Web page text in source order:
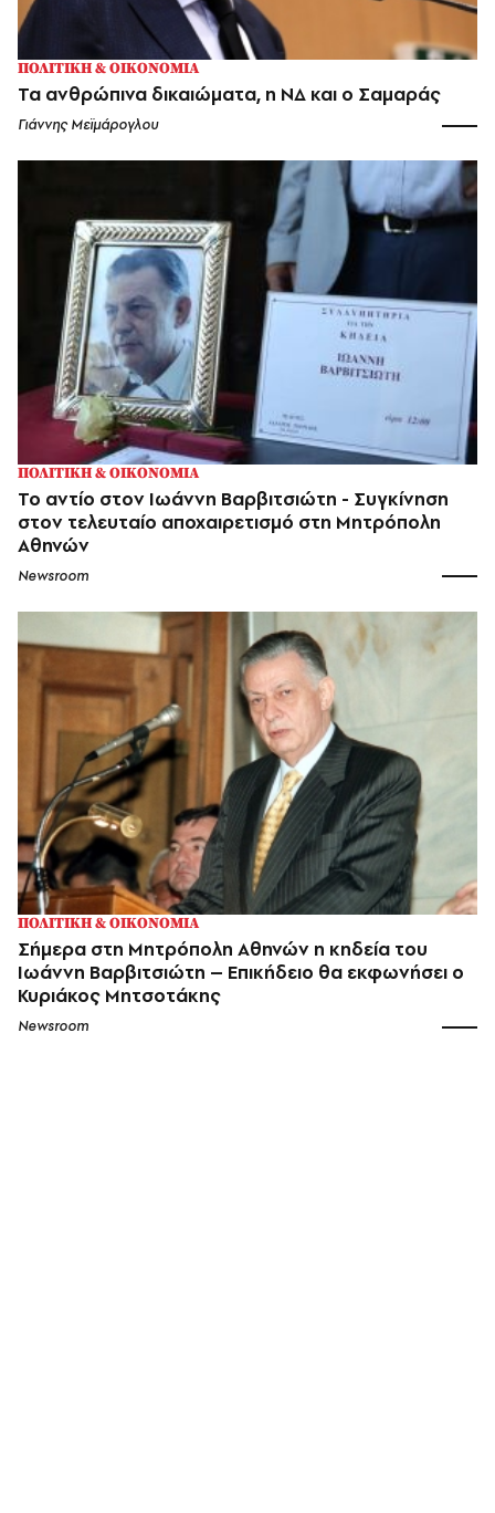
ΠΟΛΙΤΙΚΗ & ΟΙΚΟΝΟΜΙΑ
Τα ανθρώπινα δικαιώματα, η ΝΔ και ο Σαμαράς
Γιάννης Μεϊμάρογλου
ΠΟΛΙΤΙΚΗ & ΟΙΚΟΝΟΜΙΑ
Το αντίο στον Ιωάννη Βαρβιτσιώτη - Συγκίνηση
στον τελευταίο αποχαιρετισμό στη Μητρόπολη
Αθηνών
Newsroom
ΠΟΛΙΤΙΚΗ & ΟΙΚΟΝΟΜΙΑ
Σήμερα στη Μητρόπολη Αθηνών η κηδεία του
Ιωάννη Βαρβιτσιώτη – Επικήδειο θα εκφωνήσει ο
Κυριάκος Μητσοτάκης
Newsroom